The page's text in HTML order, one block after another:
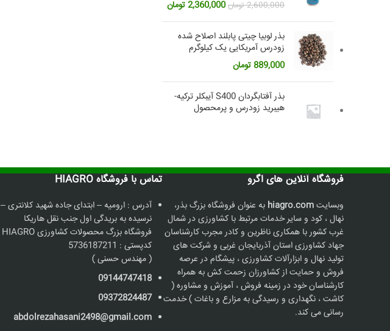
2,600,000 تومانقیمت
اصلی:
2,600,000 تومان
بود.
2,360,000تومانقیمت
فعلی:
بذر لوبیا چیتی پابلند اصلاح شده
زودرس آمریکایی یک کیلوگرم
889,000تومان
بذر آفتابگردان S400 آیبکلر ترکیه-
هیبرید زودرس و پرمحصول
فروشگاه آنلاین های اگرو
وبسایتhiagro.com به عنوان فروشگاه بزرگ بذر،
نهال ، کود و سایر خدمات مرتبط با کشاورزی در شمال
غرب کشور با همکاری ناظرین و کادر مجرب کارشناسان
جهاد کشاورزی استان آذربایجان غربی و شرکت های
تولید نهال و ابزارآلات کشاورزی ، پیشگام در عرصه
فروش و حمایت از کشاورزان زحمت کش به همراه
کارشناسان خود در زمینه فروش ، آموزش و مشاوره (
کاشت ، نگهداری و رسیدگی به مزارع و باغات ) خدمت
رسانی می کند.
تماس با فروشگاه HIAGRO
آدرس : ارومیه – ابتدای جاده شهید کلانتری –
نرسیده به بریدگی اول جنب نقل هاریکا
کدپستی : 5736187211
( مهندس حسنی )
09144747418
09372824487
abdolrezahasani2498@gmail.com